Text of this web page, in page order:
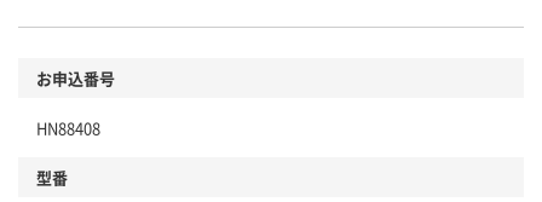
お申込番号
HN88408
型番